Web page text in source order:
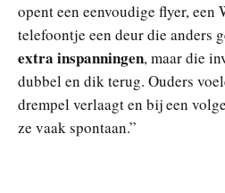
opent een eenvoudige flyer,
telefoontje een deur die anders
extra inspanningen, maar die
dubbel en dik terug. Ouders
drempel verlaagt en bij een
ze vaak spontaan.”